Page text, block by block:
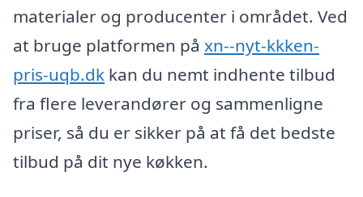
materialer og producenter i området. Ved
at bruge platformen på xn--nyt-kkken-
pris-uqb.dk kan du nemt indhente tilbud
fra flere leverandører og sammenligne
priser, så du er sikker på at få det bedste
tilbud på dit nye køkken.